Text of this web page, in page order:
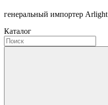
генеральный импортер Arlight
Каталог